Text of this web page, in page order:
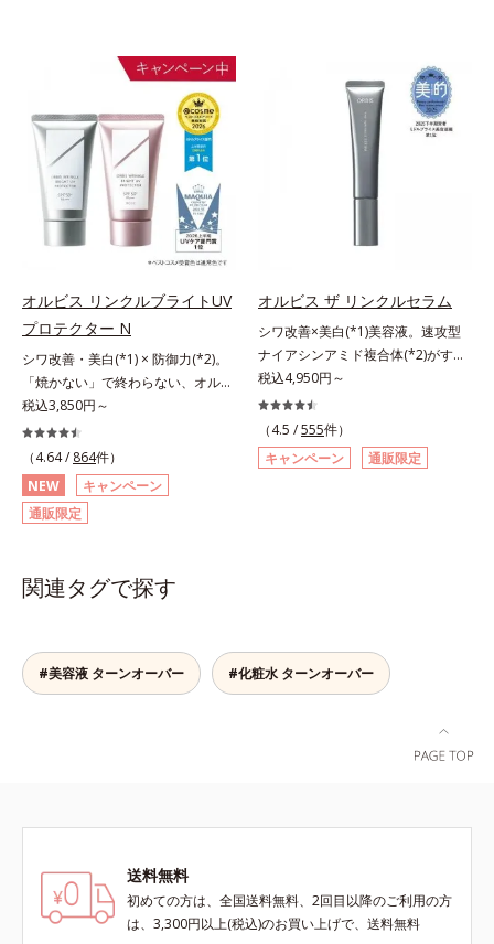
オルビス リンクルブライトUV
プロテクター N
シワ改善・美白(*1) × 防御力(*2)。
「焼かない」で終わらない、オルビ
ス最高峰(*3)日焼け止め。シワ改
善・美白(*1) × 防御力(*2)「焼かな
い」で終わらないオルビス最高峰
(*3)顔用日焼け止めです。ポーラ化
成の独自研究による、紫外線に反応
して強固な膜を形成する技術「瞬間
厚く強靭に進化することで、紫外線
(*6)します。有効成分「ナイアシン
アミド」配合。真皮のコラーゲン産
るとキシキシし、塗りごこちを優先
すると膜がくずれやすくなる日焼け
止めのジレンマを解消すべく試作を
税込3,850円～
（4.64 / 864件）
NEW
キャンペーン
通販限定
オルビス ザ リンクルセラム
シワ改善×美白(*1)美容液。速攻型
ナイアシンアミド複合体(*2)がすば
やく浸透(*3)。ピンと、パッと。大
人の肌にハリ感を。シワ改善×美白
(*1)美容液。ポーラ化成 研究所の独
自研究で見出した、速攻型ナイアシ
ンアミド複合体(*2)と浸透サポート
メラニン生成を防ぎ未来のシミ・ソ
バカスを予防します。さらに独自研
(*6)で大人肌にハリ感をプラス。す
るっと伸び広がるテクスチャー
効成分）、水添大豆リン脂質、フィ
トステロール、水（基剤）、
税込4,950円～
（4.5 /555件）
キャンペーン
通販限定
関連タグで探す
#美容液 ターンオーバー #化粧水 ターンオーバー
送料無料
初めての方は、全国送料無料、2回目以降のご利用の方
は、3,300円以上(税込)のお買い上げで、送料無料